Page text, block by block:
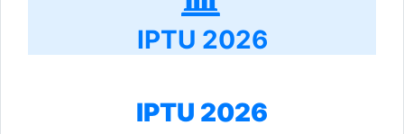
IPTU 2026
IPTU 2026